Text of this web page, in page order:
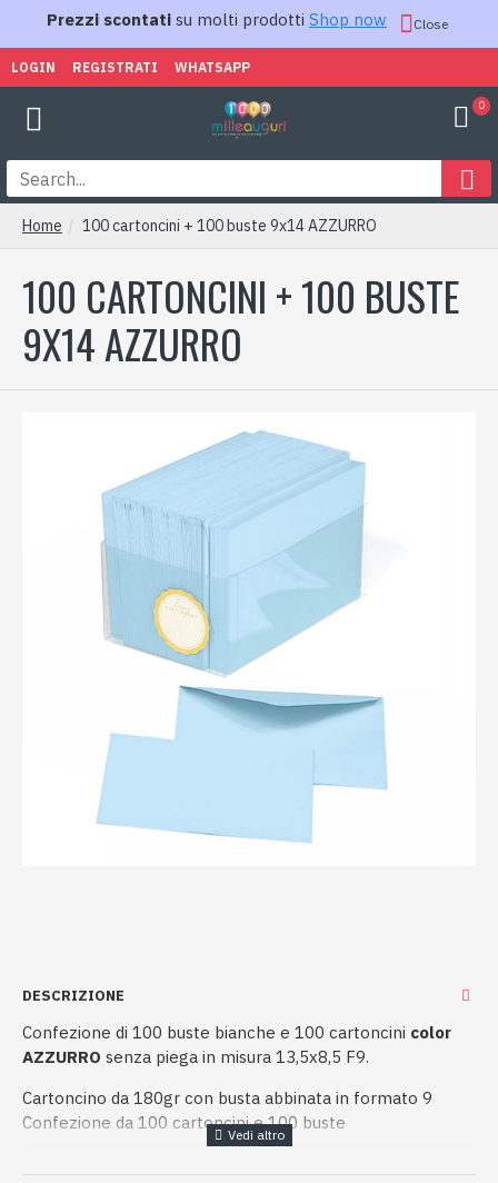
Prezzi scontati su molti prodotti Shop now Close
LOGIN REGISTRATI WHATSAPP
0
Home 100 cartoncini + 100 buste 9x14 AZZURRO
100 CARTONCINI + 100 BUSTE
9X14 AZZURRO
DESCRIZIONE
Confezione di 100 buste bianche e 100 cartoncini color
AZZURRO senza piega in misura 13,5x8,5 F9.
Cartoncino da 180gr con busta abbinata in formato 9
Confezione da 100 cartoncini e 100 buste